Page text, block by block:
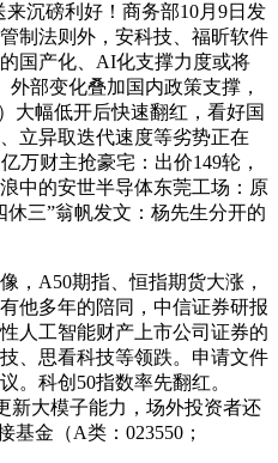
沉磅利好！商务部10月9日发
制法则外，安科技、福昕软件
国产化、AI化支撑力度或将
外部变化叠加国内政策支撑，
大幅低开后快速翻红，看好国
立异取迭代速度等劣势正在
万财主抢豪宅：出价149轮，
中的安世半导体东莞工场：原
三”翁帆发文：杨先生分开的
A50期指、恒指期货大涨，
他多年的陪同，中信证券研报
人工智能财产上市公司证券的
、思看科技等领跌。申请文件
。科创50指数率先翻红。
新大模子能力，场外投资者还
基金（A类：023550；